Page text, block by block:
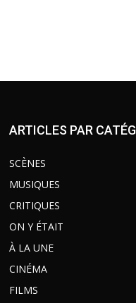
ARTICLES PAR
SCÈNES
MUSIQUES
CRITIQUES
ON Y ÉTAIT
À LA UNE
CINÉMA
FILMS